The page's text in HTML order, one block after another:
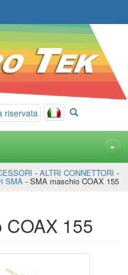
riservata
- ALTRI CONNETTORI -
SMA - SMA maschio COAX 155
COAX 155